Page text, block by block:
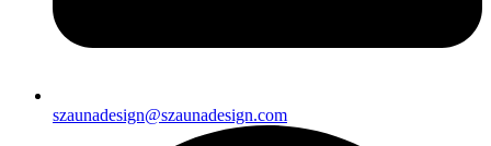
szaunadesign@szaunadesign.com